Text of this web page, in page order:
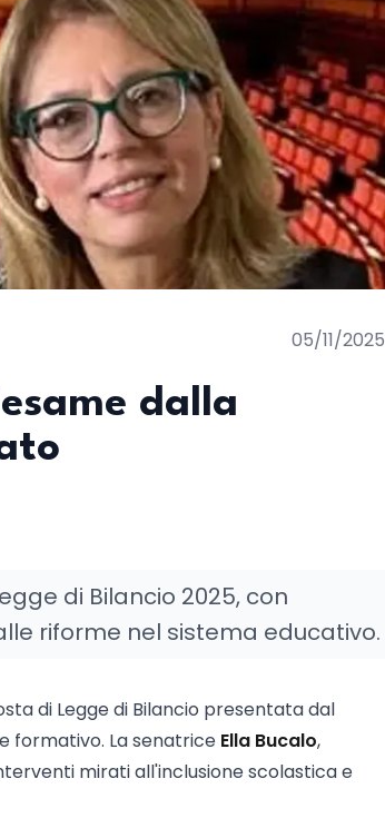
05/11/2025
dalla
di Bilancio 2025, con
riforme nel sistema educativo.
di Legge di Bilancio presentata dal
formativo. La senatrice Ella Bucalo,
mirati all'inclusione scolastica e